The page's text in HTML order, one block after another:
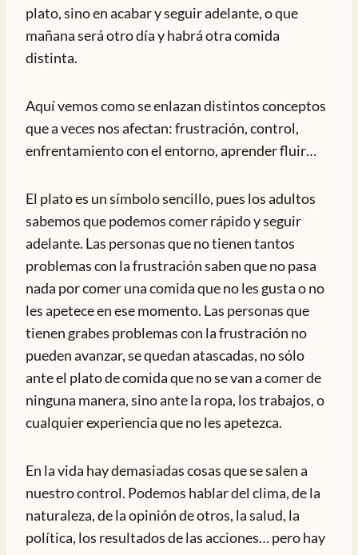
plato, sino en acabar y seguir adelante, o que
mañana será otro día y habrá otra comida
distinta.
Aquí vemos como se enlazan distintos conceptos
que a veces nos afectan: frustración, control,
enfrentamiento con el entorno, aprender fluir…
El plato es un símbolo sencillo, pues los adultos
sabemos que podemos comer rápido y seguir
adelante. Las personas que no tienen tantos
problemas con la frustración saben que no pasa
nada por comer una comida que no les gusta o no
les apetece en ese momento. Las personas que
tienen grabes problemas con la frustración no
pueden avanzar, se quedan atascadas, no sólo
ante el plato de comida que no se van a comer de
ninguna manera, sino ante la ropa, los trabajos, o
cualquier experiencia que no les apetezca.
En la vida hay demasiadas cosas que se salen a
nuestro control. Podemos hablar del clima, de la
naturaleza, de la opinión de otros, la salud, la
política, los resultados de las acciones… pero hay